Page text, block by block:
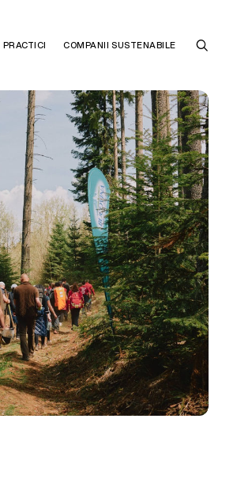
PRACTICI COMPANII SUSTENABILE